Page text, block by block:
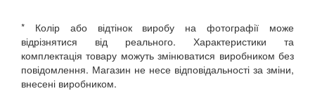
* Колір або відтінок виробу на фотографії може
відрізнятися від реального. Характеристики та
комплектація товару можуть змінюватися виробником без
повідомлення. Магазин не несе відповідальності за зміни,
внесені виробником.